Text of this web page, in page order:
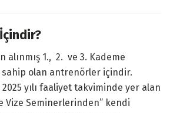
alınmış 1., 2. ve 3. Kademe
olan antrenörler içindir.
yılı faaliyet takviminde yer alan
Vize Seminerlerinden” kendi